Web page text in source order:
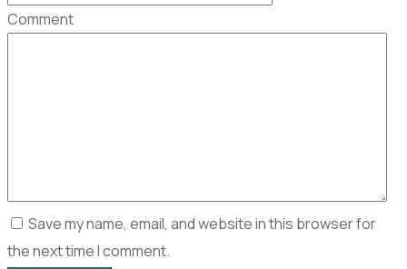
Comment
Save my name, email, and website in this browser for
the next time I comment.